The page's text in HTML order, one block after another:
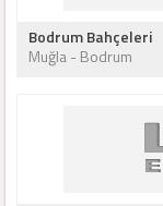
Bodrum Bahçeleri
Muğla - Bodrum